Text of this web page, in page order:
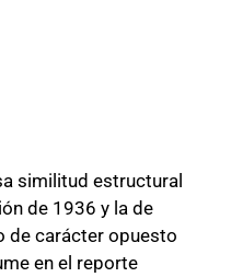
similitud estructural
de 1936 y la de
de carácter opuesto
en el reporte